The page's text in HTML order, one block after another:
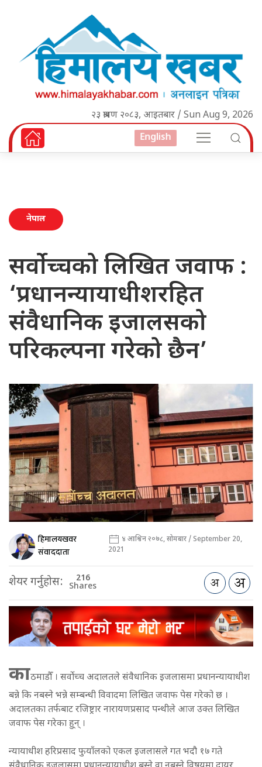
२३ श्रावण २०८३, आइतबार / Sun Aug 9, 2026
English
नेपाल
सर्वोच्चको लिखित जवाफ :
‘प्रधानन्यायाधीशरहित
संवैधानिक इजालसको
परिकल्पना गरेको छैन’
हिमालयखवर
संवाददाता
४ आश्विन २०७८, सोमबार / September 20,
2021
शेयर गर्नुहोस: 216
Shares
काठमाडौँ । सर्वोच्च अदालतले संवैधानिक इजलासमा प्रधानन्यायाधीश
बन्ने कि नबस्ने भन्ने सम्बन्धी विवादमा लिखित जवाफ पेस गरेको छ ।
अदालतका तर्फबाट रजिष्ट्रार नारायणप्रसाद पन्थीले आज उक्त लिखित
जवाफ पेस गरेका हु्न् ।
न्यायाधीश हरिप्रसाद फुयाँलको एकल इजलासले गत भदौ १७ गते